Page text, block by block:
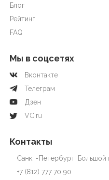
Блог
Рейтинг
FAQ
Мы в соцсетях
Вконтакте
Телеграм
Дзен
VC.ru
Контакты
Санкт-Петербург,
+7 (812) 777 70 90